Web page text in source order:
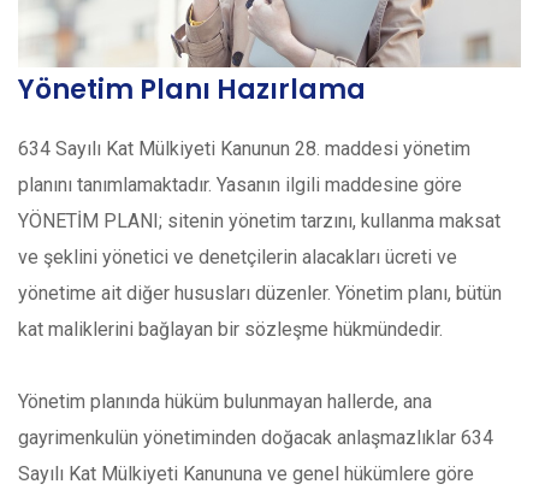
Yönetim Planı Hazırlama
634 Sayılı Kat Mülkiyeti Kanunun 28. maddesi yönetim
planını tanımlamaktadır. Yasanın ilgili maddesine göre
YÖNETİM PLANI; sitenin yönetim tarzını, kullanma maksat
ve şeklini yönetici ve denetçilerin alacakları ücreti ve
yönetime ait diğer hususları düzenler. Yönetim planı, bütün
kat maliklerini bağlayan bir sözleşme hükmündedir.
Yönetim planında hüküm bulunmayan hallerde, ana
gayrimenkulün yönetiminden doğacak anlaşmazlıklar 634
Sayılı Kat Mülkiyeti Kanununa ve genel hükümlere göre